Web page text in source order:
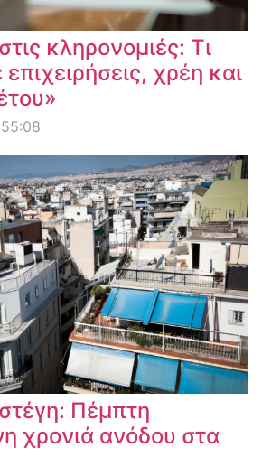
κληρονομιές: Τι
χρέη και
Πέμπτη
χρονιά ανόδου στα